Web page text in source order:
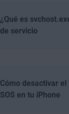
¿Qué es
de servicio
Cómo desactivar
SOS en tu iPhone